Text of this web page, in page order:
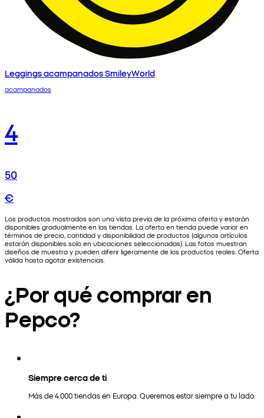
Leggings acampanados SmileyWorld
acampanados
4
50
€
Los productos mostrados son una vista previa de la próxima oferta y estarán
disponibles gradualmente en las tiendas. La oferta en tienda puede variar en
términos de precio, cantidad y disponibilidad de productos (algunos artículos
estarán disponibles solo en ubicaciones seleccionadas). Las fotos muestran
diseños de muestra y pueden diferir ligeramente de los productos reales. Oferta
válida hasta agotar existencias.
¿Por qué comprar en
Pepco?
Siempre cerca de ti
Más de 4.000 tiendas en Europa. Queremos estar siempre a tu lado.